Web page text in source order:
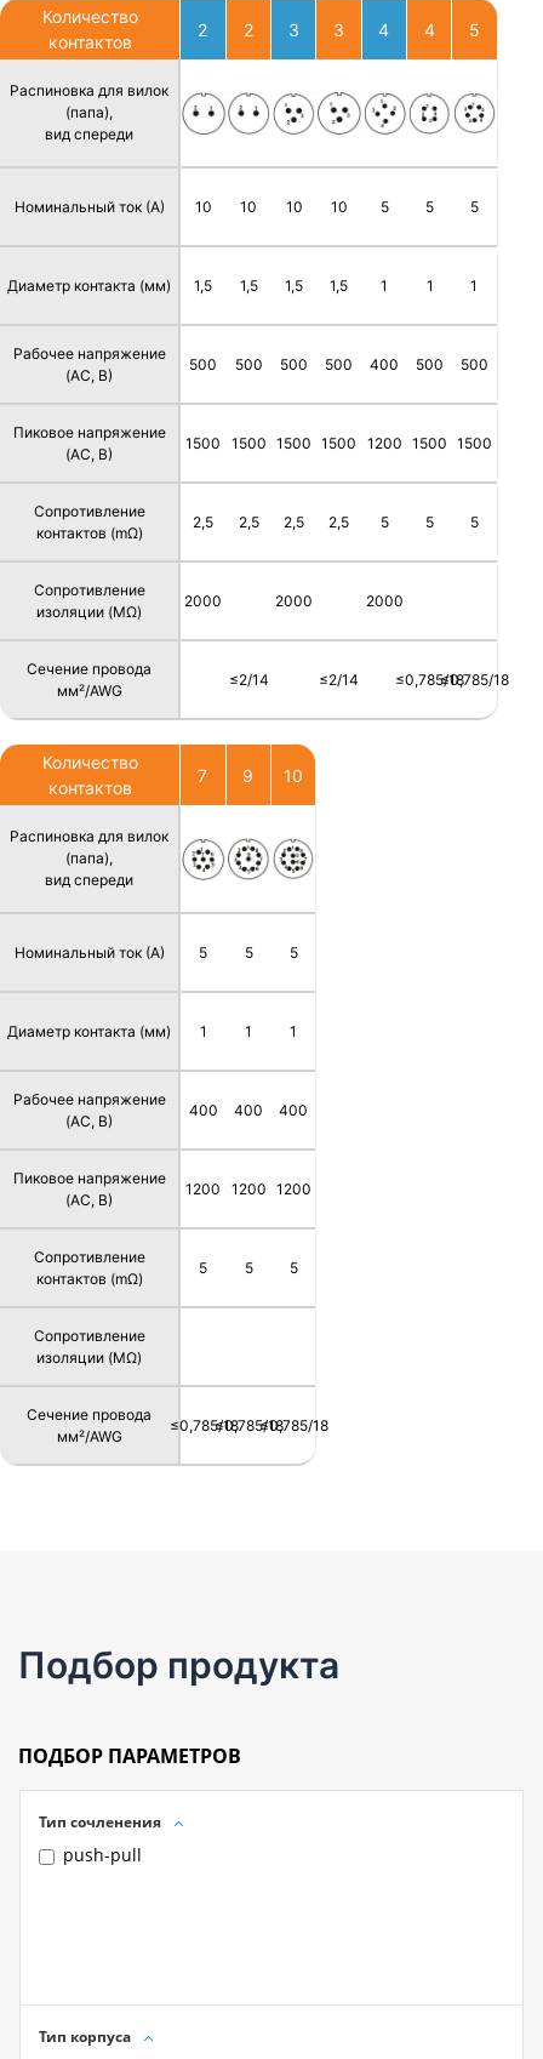
Количество
контактов
Распиновка для вилок
(папа),
вид спереди
Номинальный ток (А)
Диаметр контакта (мм)
Рабочее напряжение
(AC, В)
Пиковое напряжение
(AC, В)
Сопротивление
контактов (mΩ)
Сопротивление
изоляции (MΩ)
Сечение провода
мм²/AWG
2
10
1,5
500
1500
2,5
2000
2
10
1,5
500
1500
2,5
≤2/14
3
10
1,5
500
1500
2,5
2000
3
10
1,5
500
1500
2,5
≤2/14
4
5
1
400
1200
5
2000
4
5
1
500
1500
5
≤0,785/18
5
5
1
500
1500
5
≤0,785/18
Количество
контактов
Распиновка для вилок
(папа),
вид спереди
Номинальный ток (А)
Диаметр контакта (мм)
Рабочее напряжение
(AC, В)
Пиковое напряжение
(AC, В)
Сопротивление
контактов (mΩ)
Сопротивление
изоляции (MΩ)
Сечение провода
мм²/AWG
7
5
1
400
1200
5
≤0,785/18
9
5
1
400
1200
5
≤0,785/18
10
5
1
400
1200
5
≤0,785/18
Подбор продукта
ПОДБОР ПАРАМЕТРОВ
Тип сочленения
push-pull
Тип корпуса